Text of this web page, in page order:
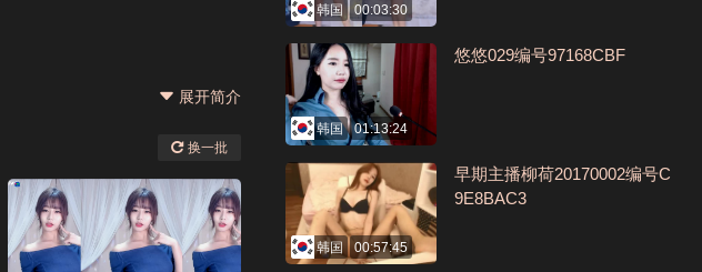
展开简介
换一批
韩国 00:03:30
韩国 01:13:24
悠悠029编号97168CBF
韩国 00:57:45
早期主播柳荷20170002编号C
9E8BAC3